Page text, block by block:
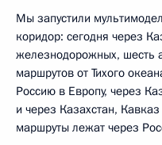
Мы запустили
коридор: сегодня через
железнодорожных, шесть
маршрутов от Тихого
Россию в Европу, через
и через Казахстан,
маршруты лежат через